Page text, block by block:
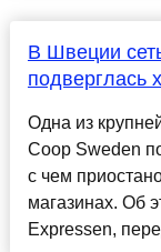
В Швеции
подверглась
Одна из
Coop Sweden
с чем
магазинах. Об
Expressen,